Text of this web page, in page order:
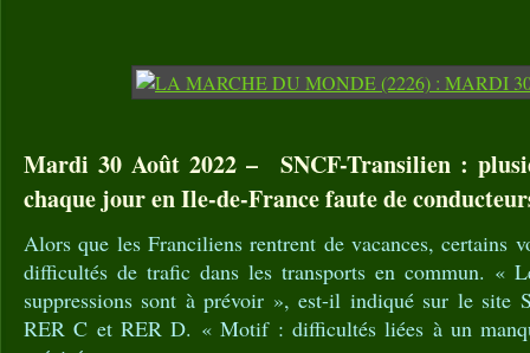
Mardi 30 Août 2022 – SNCF-Transilien :
chaque jour en Ile-de-France faute de
Alors que les Franciliens rentrent de vacances, certains
difficultés de trafic dans les transports en commun. «
suppressions sont à prévoir », est-il indiqué sur le site
RER C et RER D. « Motif : difficultés liées à un